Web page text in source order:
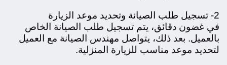
2- تسجيل طلب الصيانة وتحديد موعد الزيارة
في غضون دقائق، يتم تسجيل طلب الصيانة الخاص
بالعميل. بعد ذلك، يتواصل مهندس الصيانة مع العميل
لتحديد موعد مناسب للزيارة المنزلية.